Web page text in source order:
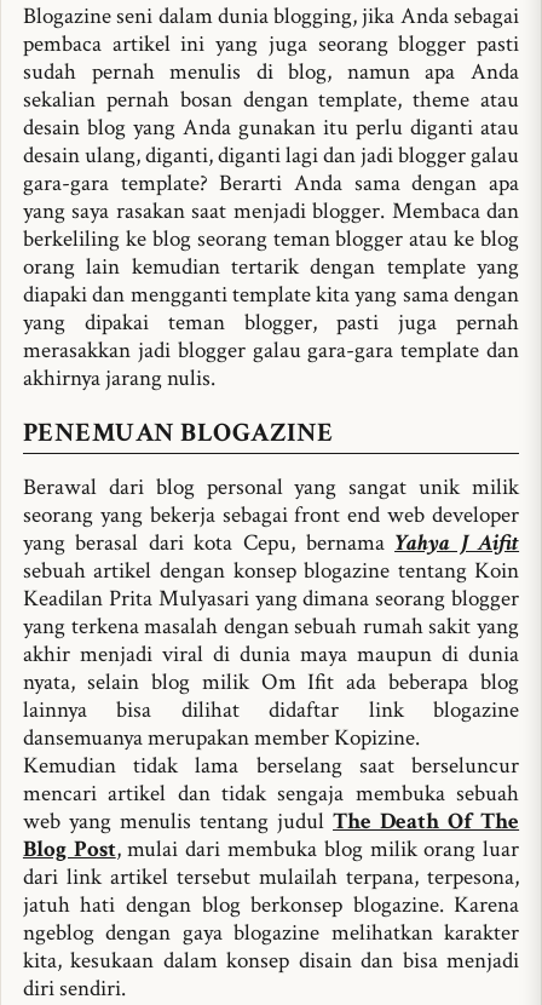
Blogazine seni dalam dunia blogging, jika Anda sebagai
pembaca artikel ini yang juga seorang blogger pasti
sudah pernah menulis di blog, namun apa Anda
sekalian pernah bosan dengan template, theme atau
desain blog yang Anda gunakan itu perlu diganti atau
desain ulang, diganti, diganti lagi dan jadi blogger galau
gara-gara template? Berarti Anda sama dengan apa
yang saya rasakan saat menjadi blogger. Membaca dan
berkeliling ke blog seorang teman blogger atau ke blog
orang lain kemudian tertarik dengan template yang
diapaki dan mengganti template kita yang sama dengan
yang dipakai teman blogger, pasti juga pernah
merasakkan jadi blogger galau gara-gara template dan
akhirnya jarang nulis.
PENEMUAN BLOGAZINE
Berawal dari blog personal yang sangat unik milik
seorang yang bekerja sebagai front end web developer
yang berasal dari kota Cepu, bernamaYahya J Aifit
sebuah artikel dengan konsep blogazine tentang Koin
Keadilan Prita Mulyasari yang dimana seorang blogger
yang terkena masalah dengan sebuah rumah sakit yang
akhir menjadi viral di dunia maya maupun di dunia
nyata, selain blog milik Om Ifit ada beberapa blog
lainnya bisa dilihat didaftar link blogazine
dansemuanya merupakan member Kopizine.
Kemudian tidak lama berselang saat berseluncur
mencari artikel dan tidak sengaja membuka sebuah
web yang menulis tentang judulThe Death Of The
Blog Post, mulai dari membuka blog milik orang luar
dari link artikel tersebut mulailah terpana, terpesona,
jatuh hati dengan blog berkonsep blogazine. Karena
ngeblog dengan gaya blogazine melihatkan karakter
kita, kesukaan dalam konsep disain dan bisa menjadi
diri sendiri.